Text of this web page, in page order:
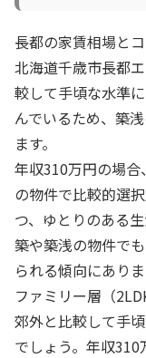
長都の家賃相場と
北海道千歳市長都
較して手頃な水準
んでいるため、築
ます。
年収310万円の場
の物件で比較的選
つ、ゆとりのある
築や築浅の物件で
られる傾向にありま
ファミリー層（
郊外と比較して手
でしょう。年収